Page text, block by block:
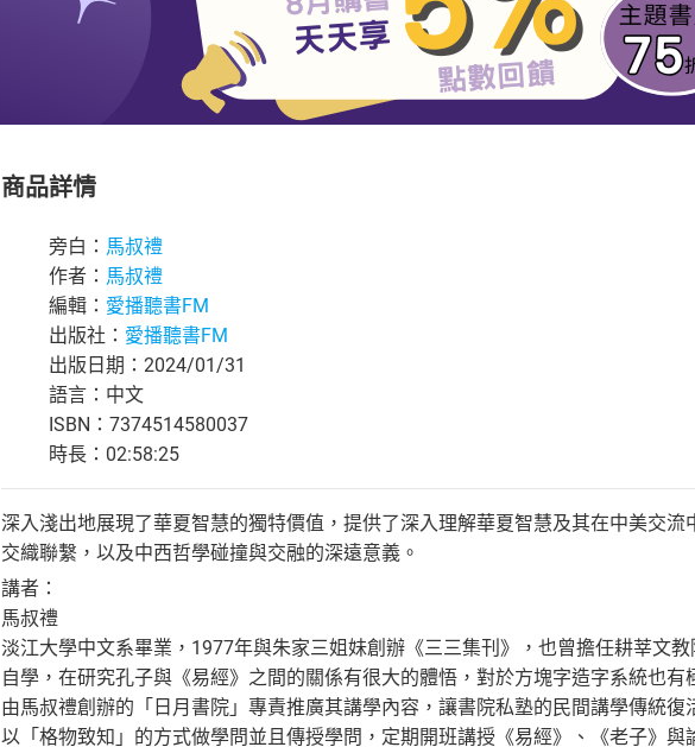
商品詳情
旁白： 馬叔禮
作者： 馬叔禮
編輯： 愛播聽書FM
出版社： 愛播聽書FM
出版日期：2024/01/31
語言：中文
ISBN：7374514580037
時長：02:58:25
深入淺出地展現了華夏智慧的獨特價值，提供了深入理解華夏智慧及其在中美交
交織聯繫，以及中西哲學碰撞與交融的深遠意義。
講者：
馬叔禮
淡江大學中文系畢業，1977年與朱家三姐妹創辦《三三集刊》，也曾擔任耕莘文
自學，在研究孔子與《易經》之間的關係有很大的體悟，對於方塊字造字系統也有
由馬叔禮創辦的「日月書院」專責推廣其講學內容，讓書院私塾的民間講學傳統
以「格物致知」的方式做學問並且傳授學問，定期開班講授《易經》、《老子》